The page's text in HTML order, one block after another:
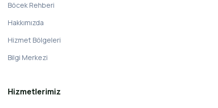
Böcek Rehberi
Hakkımızda
Hizmet Bölgeleri
Bilgi Merkezi
Hizmetlerimiz